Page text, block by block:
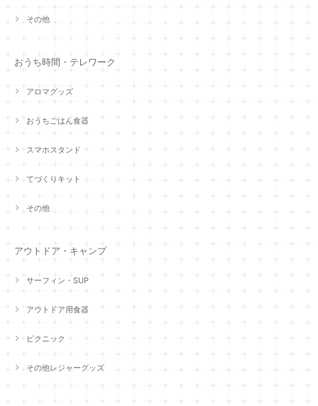
その他
おうち時間・テレワーク
アロマグッズ
おうちごはん食器
スマホスタンド
てづくりキット
その他
アウトドア・キャンプ
サーフィン・SUP
アウトドア用食器
ピクニック
その他レジャーグッズ